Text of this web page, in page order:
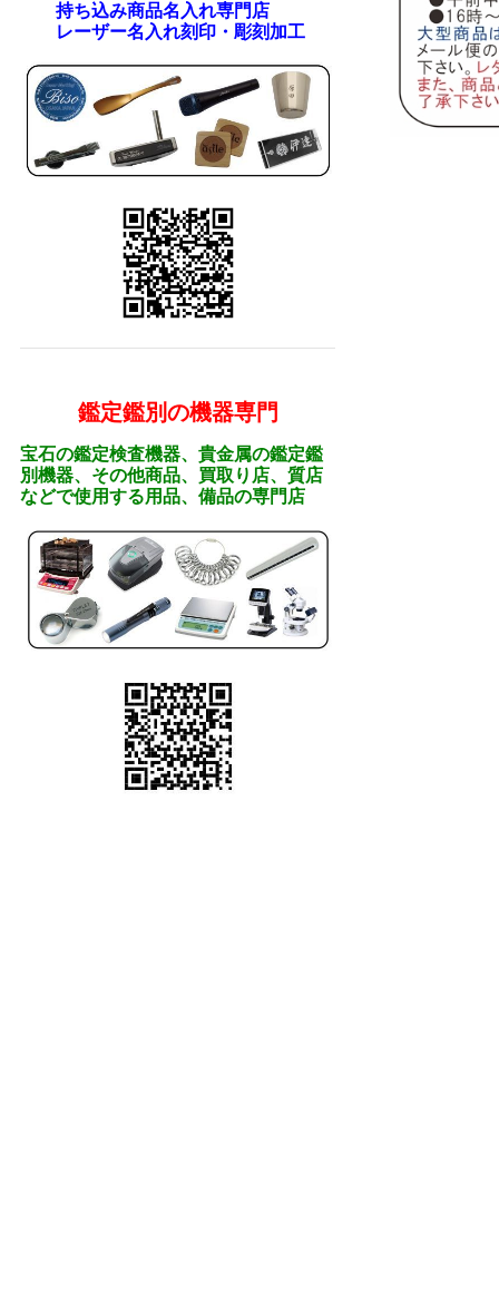
持ち込み商品名入れ専門店
レーザー名入れ刻印・彫刻加工
鑑定鑑別の機器専門
宝石の鑑定検査機器、貴金属の鑑定鑑
別機器、その他商品、買取り店、質店
などで使用する用品、備品の専門店